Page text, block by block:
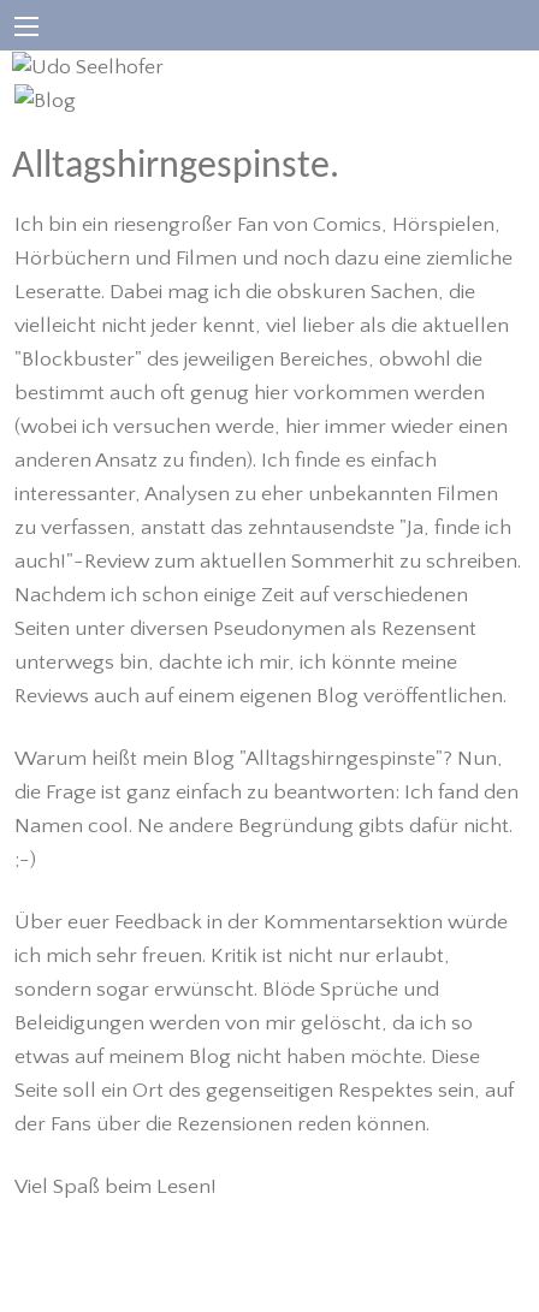
Alltagshirngespinste.
Ich bin ein riesengroßer Fan von Comics, Hörspielen,
Hörbüchern und Filmen und noch dazu eine ziemliche
Leseratte. Dabei mag ich die obskuren Sachen, die
vielleicht nicht jeder kennt, viel lieber als die aktuellen
"Blockbuster" des jeweiligen Bereiches, obwohl die
bestimmt auch oft genug hier vorkommen werden
(wobei ich versuchen werde, hier immer wieder einen
anderen Ansatz zu finden). Ich finde es einfach
interessanter, Analysen zu eher unbekannten Filmen
zu verfassen, anstatt das zehntausendste "Ja, finde ich
auch!"-Review zum aktuellen Sommerhit zu schreiben.
Nachdem ich schon einige Zeit auf verschiedenen
Seiten unter diversen Pseudonymen als Rezensent
unterwegs bin, dachte ich mir, ich könnte meine
Reviews auch auf einem eigenen Blog veröffentlichen.
Warum heißt mein Blog "Alltagshirngespinste"? Nun,
die Frage ist ganz einfach zu beantworten: Ich fand den
Namen cool. Ne andere Begründung gibts dafür nicht.
;-)
Über euer Feedback in der Kommentarsektion würde
ich mich sehr freuen. Kritik ist nicht nur erlaubt,
sondern sogar erwünscht. Blöde Sprüche und
Beleidigungen werden von mir gelöscht, da ich so
etwas auf meinem Blog nicht haben möchte. Diese
Seite soll ein Ort des gegenseitigen Respektes sein, auf
der Fans über die Rezensionen reden können.
Viel Spaß beim Lesen!